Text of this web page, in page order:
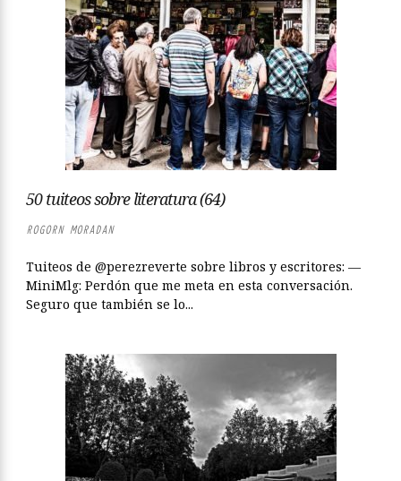
50 tuiteos sobre literatura (64)
ROGORN MORADAN
Tuiteos de @perezreverte sobre libros y escritores: —
MiniMlg: Perdón que me meta en esta conversación.
Seguro que también se lo...